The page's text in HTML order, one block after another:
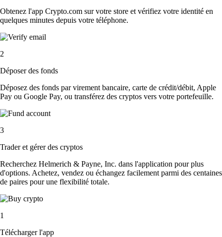
Obtenez l'app Crypto.com sur votre store et vérifiez votre identité en
quelques minutes depuis votre téléphone.
2
Déposer des fonds
Déposez des fonds par virement bancaire, carte de crédit/débit, Apple
Pay ou Google Pay, ou transférez des cryptos vers votre portefeuille.
3
Trader et gérer des cryptos
Recherchez Helmerich & Payne, Inc. dans l'application pour plus
d'options. Achetez, vendez ou échangez facilement parmi des centaines
de paires pour une flexibilité totale.
1
Télécharger l'app